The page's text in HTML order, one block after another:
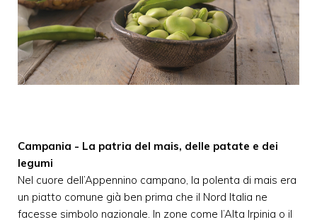
Campania - La patria del mais, delle patate e dei
legumi
Nel cuore dell’Appennino campano, la polenta di mais era
un piatto comune già ben prima che il Nord Italia ne
facesse simbolo nazionale. In zone come l’Alta Irpinia o il